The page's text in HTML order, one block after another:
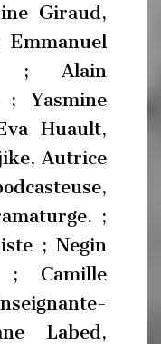
Giraud,
Emmanuel
; Alain
; Yasmine
Huault,
Autrice
;
; Negin
; Camille
Labed,